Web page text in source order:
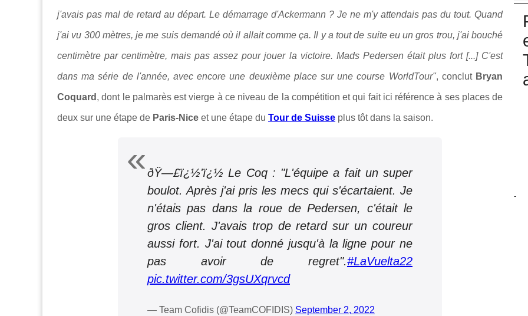
j'avais pas mal de retard au départ. Le démarrage d'Ackermann ? Je ne m'y attendais pas du tout. Quand
j'ai vu 300 mètres, je me suis demandé où il allait comme ça. Il y a tout de suite eu un gros trou, j'ai bouché
centimètre par centimètre, mais pas assez pour jouer la victoire. Mads Pedersen était plus fort [...] C'est
dans ma série de l'année, avec encore une deuxième place sur une course WorldTour", conclut Bryan
Coquard , dont le palmarès est vierge à ce niveau de la compétition et qui fait ici référence à ses places de
deux sur une étape de Paris-Nice et une étape du Tour de Suisse plus tôt dans la saison.
ðŸ—£ï¿½'ï¿½ Le Coq : "L'équipe a fait un super
boulot. Après j'ai pris les mecs qui s'écartaient. Je
n'étais pas dans la roue de Pedersen, c'était le
gros client. J'avais trop de retard sur un coureur
aussi fort. J'ai tout donné jusqu'à la ligne pour ne
pas avoir de regret".#LaVuelta22
pic.twitter.com/3gsUXqrvcd
— Team Cofidis (@TeamCOFIDIS) September 2, 2022
-